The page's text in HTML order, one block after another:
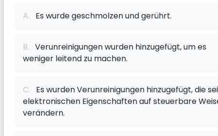
A. Es wurde geschmolzen und gerührt.
B. Verunreinigungen wurden hinzugefügt, um es
weniger leitend zu machen.
C. Es wurden Verunreinigungen hinzugefügt, die
elektronischen Eigenschaften auf steuerbare
verändern.